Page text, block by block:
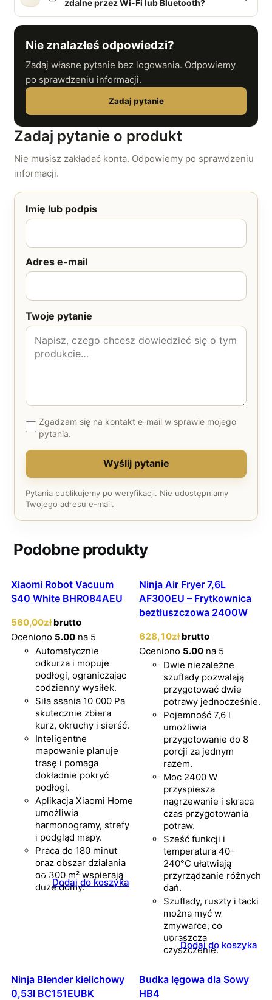
zdalne przez Wi-Fi lub Bluetooth?
Nie znalazłeś odpowiedzi?
Zadaj własne pytanie bez logowania. Odpowiemy
po sprawdzeniu informacji.
Zadaj pytanie
Zadaj pytanie o produkt
Nie musisz zakładać konta. Odpowiemy po sprawdzeniu
informacji.
Imię lub podpis
Adres e-mail
Twoje pytanie
Zgadzam się na kontakt e-mail w sprawie mojego
pytania.
Wyślij pytanie
Pytania publikujemy po weryfikacji. Nie udostępniamy
Twojego adresu e-mail.
Podobne produkty
Xiaomi Robot Vacuum
S40 White BHR084AEU
560,00zł brutto
Oceniono 5.00 na 5
Automatycznie
odkurza i mopuje
podłogi, ograniczając
codzienny wysiłek.
Siła ssania 10 000 Pa
skutecznie zbiera
kurz, okruchy i sierść.
Inteligentne
mapowanie planuje
trasę i pomaga
dokładnie pokryć
podłogi.
Aplikacja Xiaomi Home
umożliwia
harmonogramy, strefy
i podgląd mapy.
Praca do 180 minut
oraz obszar działania
do 300 m² wspierają
duże domy.
Dodaj do koszyka
Ninja Air Fryer 7,6L
AF300EU – Frytkownica
beztłuszczowa 2400W
628,10zł brutto
Oceniono 5.00 na 5
Dwie niezależne
szuflady pozwalają
przygotować dwie
potrawy jednocześnie.
Pojemność 7,6 l
umożliwia
przygotowanie do 8
porcji za jednym
razem.
Moc 2400 W
przyspiesza
nagrzewanie i skraca
czas przygotowania
potraw.
Sześć funkcji i
temperatura 40–
240°C ułatwiają
przyrządzanie różnych
dań.
Szuflady, ruszty i tacki
można myć w
zmywarce, co
upraszcza
czyszczenie.
Dodaj do koszyka
Ninja Blender kielichowy
0,53l BC151EUBK
Budka lęgowa dla Sowy
HB4